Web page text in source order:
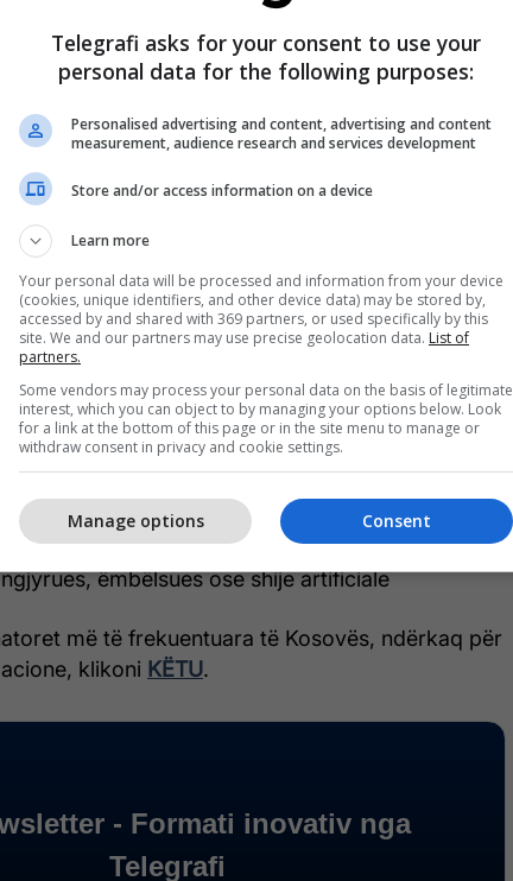
Vitamin Liquid
portokalli, ky shurup multivitaminoz mban po
dhe mineraleve.
e moshës nga 4 muajsh deri në 4 vjeç.
ushqyese që i posedon shurupi ndikon që bebja
kognitiv më të mirë, ndihmon në formimin e
i forcon kockat dhe dhëmbët, kontribuon në
etj.
gjitha produktet e Wellbaby:
për vegjetarianë
ose tharmë
ëmbëlsues ose shije artificiale
më të frekuentuara të Kosovës, ndërkaq për
klikoni KËTU.
Telegrafi asks for your consent to use your
personal data for the following purposes:
Personalised advertising and content, advertising and content
measurement, audience research and services development
Store and/or access information on a device
Learn more
Your personal data will be processed and information from your device
(cookies, unique identifiers, and other device data) may be stored by,
accessed by and shared with 369 partners, or used specifically by this
site. We and our partners may use precise geolocation data. List of
partners.
Some vendors may process your personal data on the basis of legitimate
interest, which you can object to by managing your options below. Look
for a link at the bottom of this page or in the site menu to manage or
withdraw consent in privacy and cookie settings.
Consent
Manage options